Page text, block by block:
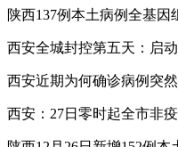
陕西137例本土病例全基
西安全城封控第五天：启
西安近期为何确诊病例突
西安：27日零时起全市非